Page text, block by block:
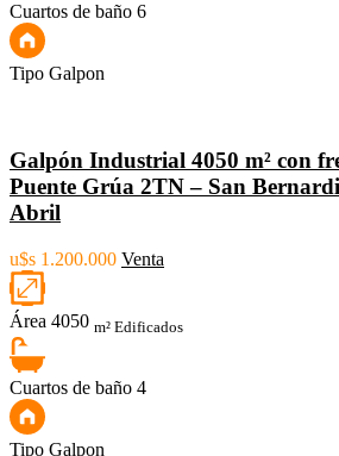
Cuartos de baño 6
Tipo Galpon
Galpón Industrial 4050 m² con
Puente Grúa 2TN – San
Abril
u$s 1.200.000 Venta
Área 4050 m² Edificados
Cuartos de baño 4
Tipo Galpon